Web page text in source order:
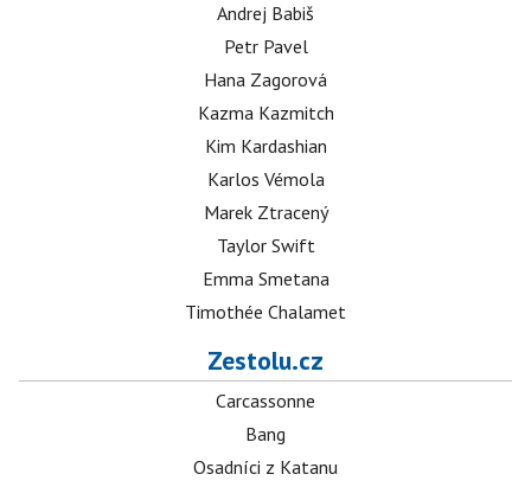
Andrej Babiš
Petr Pavel
Hana Zagorová
Kazma Kazmitch
Kim Kardashian
Karlos Vémola
Marek Ztracený
Taylor Swift
Emma Smetana
Timothée Chalamet
Zestolu.cz
Carcassonne
Bang
Osadníci z Katanu